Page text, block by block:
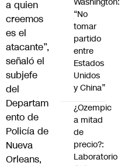
a quien
creemos
es el
atacante”,
señaló el
subjefe
del
Departam
ento de
Policía de
Nueva
Orleans,
“No
tomar
partido
entre
Estados
Unidos
y China”
¿Ozempic
a mitad
de
precio?:
Laboratorio